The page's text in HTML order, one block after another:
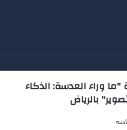
وراء العدسة: الذكاء
بالرياض